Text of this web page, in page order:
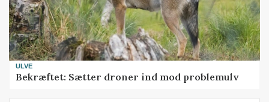
ULVE
Bekræftet: Sætter droner ind mod problemulv